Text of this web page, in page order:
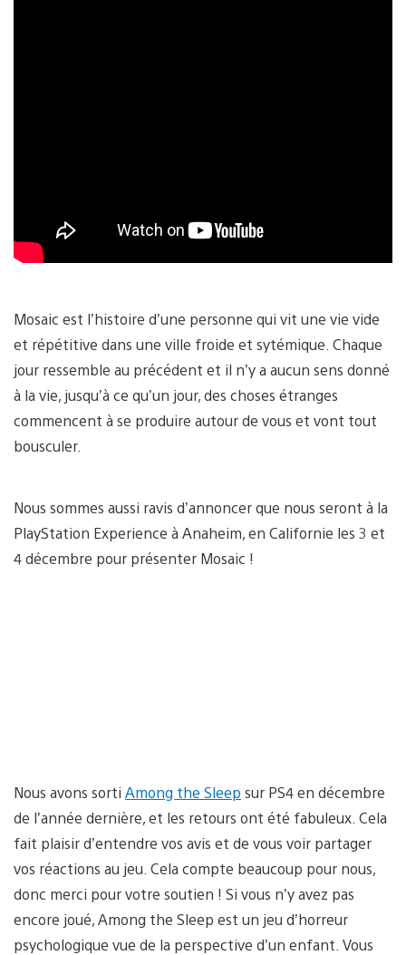
Mosaic est l’histoire d’une personne qui vit une vie vide
et répétitive dans une ville froide et sytémique. Chaque
jour ressemble au précédent et il n’y a aucun sens donné
à la vie, jusqu’à ce qu’un jour, des choses étranges
commencent à se produire autour de vous et vont tout
bousculer.
Nous sommes aussi ravis d’annoncer que nous seront à la
PlayStation Experience à Anaheim, en Californie les 3 et
4 décembre pour présenter Mosaic !
Nous avons sorti Among the Sleep sur PS4 en décembre
de l’année dernière, et les retours ont été fabuleux. Cela
fait plaisir d’entendre vos avis et de vous voir partager
vos réactions au jeu. Cela compte beaucoup pour nous,
donc merci pour votre soutien ! Si vous n’y avez pas
encore joué, Among the Sleep est un jeu d’horreur
psychologique vue de la perspective d’un enfant. Vous